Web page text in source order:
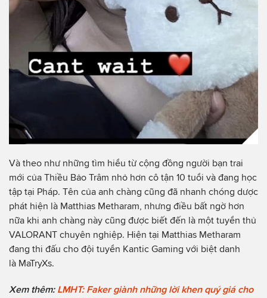
Và theo như những tìm hiểu từ cộng đồng người bạn trai
mới của Thiều Bảo Trâm nhỏ hơn cô tận 10 tuổi và đang học
tập tại Pháp. Tên của anh chàng cũng đã nhanh chóng dược
phát hiện là Matthias Metharam, nhưng điều bất ngờ hơn
nữa khi anh chàng này cũng được biết đến là một tuyển thủ
VALORANT chuyên nghiệp. Hiện tại Matthias Metharam
đang thi đấu cho đội tuyển Kantic Gaming với biệt danh
là MaTryXs.
Xem thêm: LMHT: Faker giành những lời khen quý giá cho